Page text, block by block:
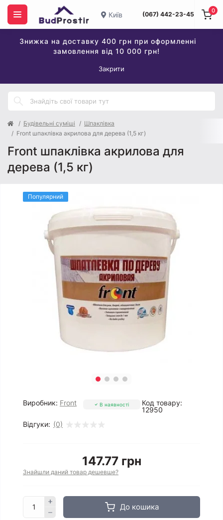
Київ (067) 442-23-45
Знижка на доставку 400 грн при оформленні
замовлення від 10 000 грн!
Закрити
0
Будівельні суміші
Шпаклівка
Front шпаклівка акрилова для дерева (1,5 кг)
Front шпаклівка акрилова для
дерева (1,5 кг)
Популярний
Виробник: Front
Код товару:
12950
Відгуки: (0)
В наявності
147.77 грн
Знайшли даний товар дешевше?
До кошика